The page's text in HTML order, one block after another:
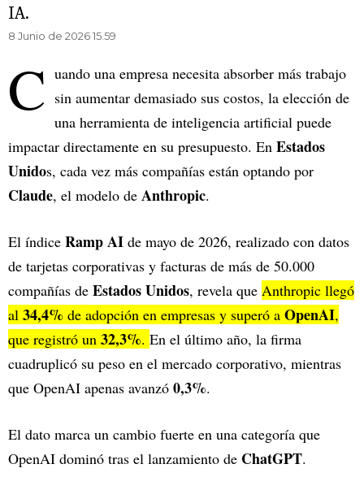
IA.
8 Junio de 2026 15.59
C uando una empresa necesita absorber más trabajo
sin aumentar demasiado sus costos, la elección de
una herramienta de inteligencia artificial puede
impactar directamente en su presupuesto. En Estados
Unidos, cada vez más compañías están optando por
Claude, el modelo de Anthropic.
El índice Ramp AI de mayo de 2026, realizado con datos
de tarjetas corporativas y facturas de más de 50.000
compañías de Estados Unidos, revela que Anthropic llegó
al 34,4% de adopción en empresas y superó a OpenAI,
que registró un 32,3%. En el último año, la firma
cuadruplicó su peso en el mercado corporativo, mientras
que OpenAI apenas avanzó 0,3%.
El dato marca un cambio fuerte en una categoría que
OpenAI dominó tras el lanzamiento de ChatGPT.